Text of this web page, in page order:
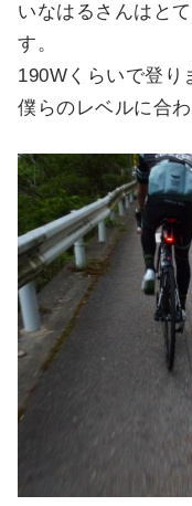
いなはるさんはと
す。
190Wくらいで登り
僕らのレベルに合